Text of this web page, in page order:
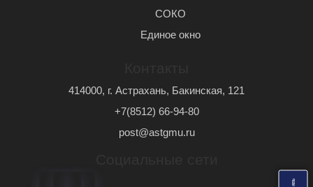
СОКО
Единое окно
414000, г. Астрахань, Бакинская, 121
+7(8512) 66-94-80
post@astgmu.ru